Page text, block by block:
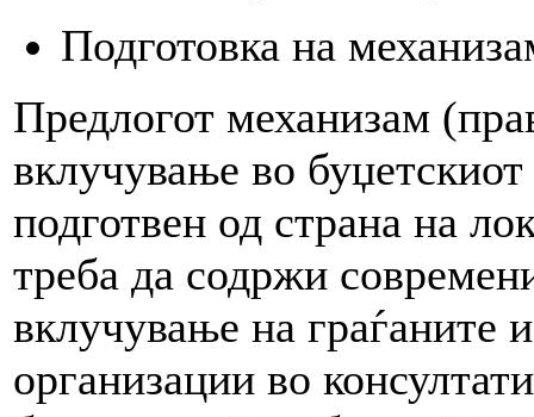
Подготовка на
Предлогот механизам
вклучување во
подготвен од страна на
треба да содржи
вклучување на граѓаните
организации во